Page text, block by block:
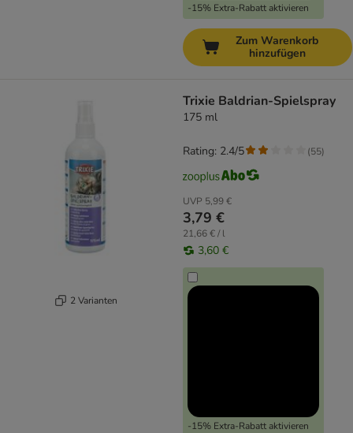
-15% Extra-Rabatt aktivieren
Zum Warenkorb
hinzufügen
2 Varianten
Trixie Baldrian-Spielspray
175 ml
UVP 5,99 €
3,79 €
21,66 € / l
3,60 €
-15% Extra-Rabatt aktivieren
Rating: 2.4/5 (55)